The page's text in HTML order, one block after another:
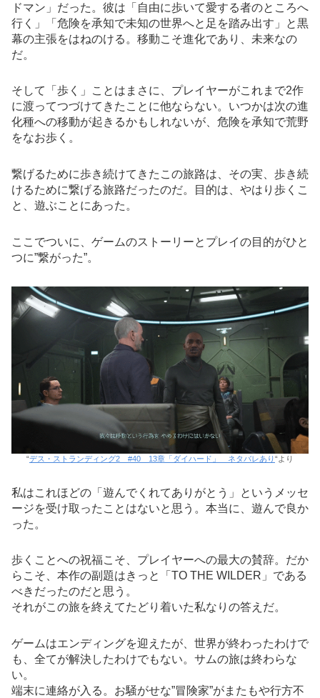
ドマン」だった。彼は「自由に歩いて愛する者のところへ
行く」「危険を承知で未知の世界へと足を踏み出す」と黒
幕の主張をはねのける。移動こそ進化であり、未来なの
だ。
そして「歩く」ことはまさに、プレイヤーがこれまで2作
に渡ってつづけてきたことに他ならない。いつかは次の進
化種への移動が起きるかもしれないが、危険を承知で荒野
をなお歩く。
繋げるために歩き続けてきたこの旅路は、その実、歩き続
けるために繋げる旅路だったのだ。目的は、やはり歩くこ
と、遊ぶことにあった。
ここでついに、ゲームのストーリーとプレイの目的がひと
つに”繋がった”。
“デス・ストランディング2 #40 13章「ダイハード」 ネタバレあり“より
私はこれほどの「遊んでくれてありがとう」というメッセ
ージを受け取ったことはないと思う。本当に、遊んで良か
った。
歩くことへの祝福こそ、プレイヤーへの最大の賛辞。だか
らこそ、本作の副題はきっと「TO THE WILDER」である
べきだったのだと思う。
それがこの旅を終えてたどり着いた私なりの答えだ。
ゲームはエンディングを迎えたが、世界が終わったわけで
も、全てが解決したわけでもない。サムの旅は終わらな
い。
端末に連絡が入る。お騒がせな”冒険家”がまたもや行方不